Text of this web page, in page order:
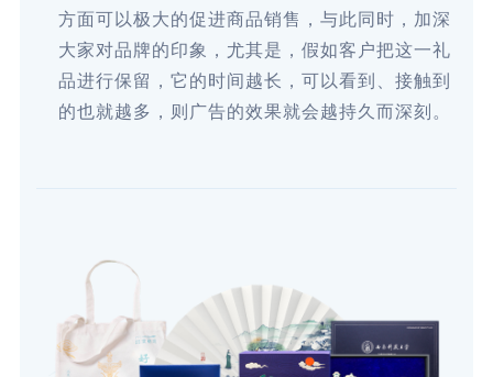
方面可以极大的促进商品销售，与此同时，加深
大家对品牌的印象，尤其是，假如客户把这一礼
品进行保留，它的时间越长，可以看到、接触到
的也就越多，则广告的效果就会越持久而深刻。